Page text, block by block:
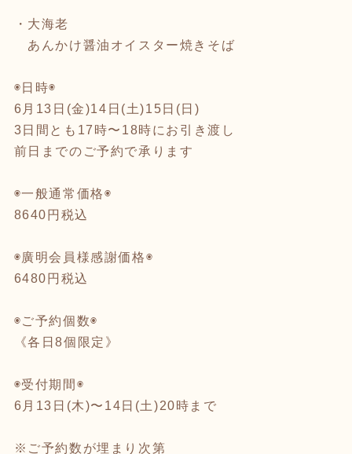
・大海老
あんかけ醤油オイスター焼きそば
◉日時◉
6月13日(金)14日(土)15日(日)
3日間とも17時〜18時にお引き渡し
前日までのご予約で承ります
◉一般通常価格◉
8640円税込
◉廣明会員様感謝価格◉
6480円税込
◉ご予約個数◉
《各日8個限定》
◉受付期間◉
6月13日(木)〜14日(土)20時まで
※ご予約数が埋まり次第